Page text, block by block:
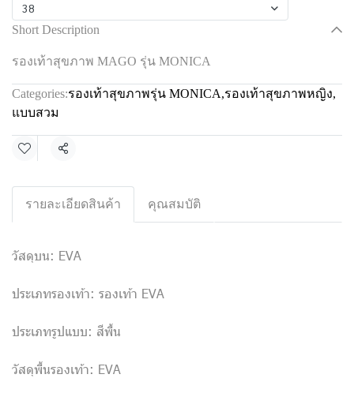
38
Short Description
รองเท้าสุขภาพ MAGO รุ่น MONICA
Categories:รองเท้าสุขภาพรุ่น MONICA,รองเท้าสุขภาพหญิง,
แบบสวม
Share
รายละเอียดสินค้า คุณสมบัติ
วัสดุบน: EVA
ประเภทรองเท้า: รองเท้า EVA
ประเภทรูปแบบ: สีพื้น
วัสดุพื้นรองเท้า: EVA